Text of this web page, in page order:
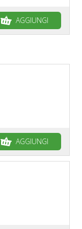
AGGIUNGI
AGGIUNGI